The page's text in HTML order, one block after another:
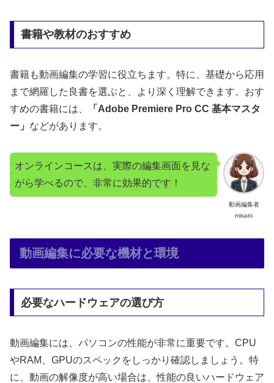
書籍や教材のおすすめ
書籍も動画編集の学習に役立ちます。特に、基礎から応用
まで網羅した良書を選ぶと、より深く理解できます。おす
すめの書籍には、
「Adobe Premiere Pro CC 基本マスタ
ー」 などがあります。
動画編集者
misato
オンラインコースは、実際の編集画面を見な
がら学べるので、非常に効果的です！
動画編集に必要な機材と環境
必要なハードウェアの選び方
動画編集には、パソコンの性能が非常に重要です。CPU
やRAM、GPUのスペックをしっかり確認しましょう。特
に、動画の解像度が高い場合は、性能の良いハードウェア